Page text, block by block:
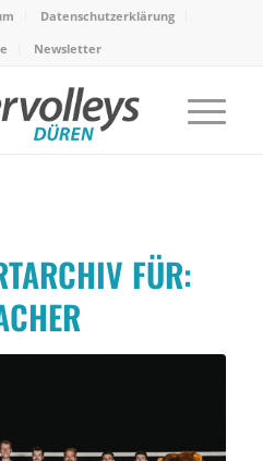
Datenschutzerklärung
Newsletter
FÜR: